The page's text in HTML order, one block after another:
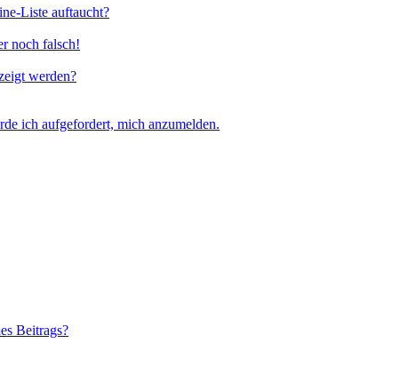
Liste auftaucht?
noch falsch!
werden?
ich aufgefordert, mich anzumelden.
Beitrags?